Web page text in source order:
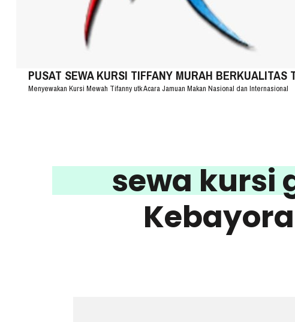
PUSAT SEWA KURSI TIFFANY MURAH BERKUALITAS
Menyewakan Kursi Mewah Tifanny utk Acara Jamuan Makan Nasional dan Internasional
sewa kursi